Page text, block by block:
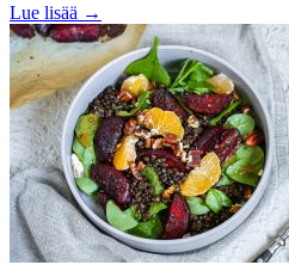
Lue lisää →